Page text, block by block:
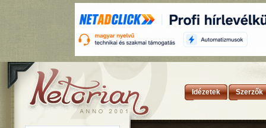
Idézetek Szerzők